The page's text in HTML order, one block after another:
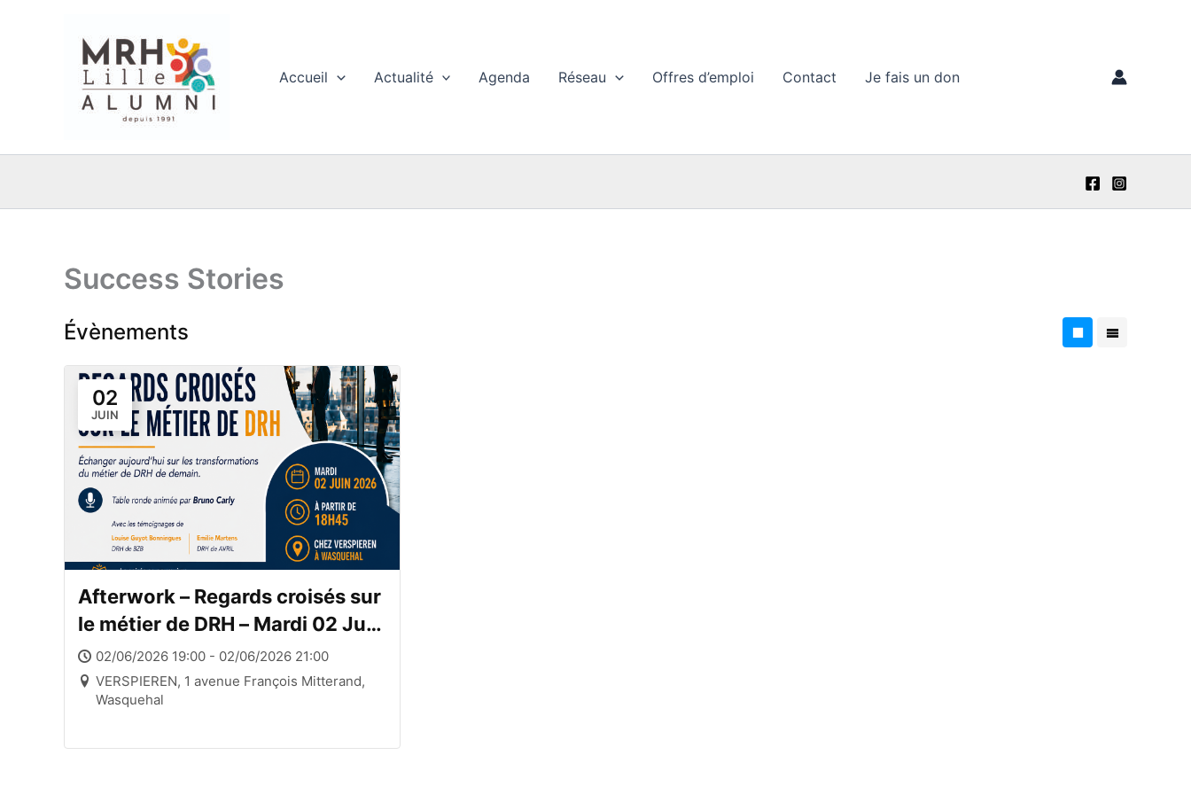
Accueil
Actualité Agenda Réseau Offres d’emploi Contact Je fais un don
Success Stories
Évènements
02
JUIN
Afterwork – Regards croisés sur
le métier de DRH – Mardi 02 Juin
2026
02/06/2026 19:00 - 02/06/2026 21:00
VERSPIEREN, 1 avenue François Mitterand,
Wasquehal